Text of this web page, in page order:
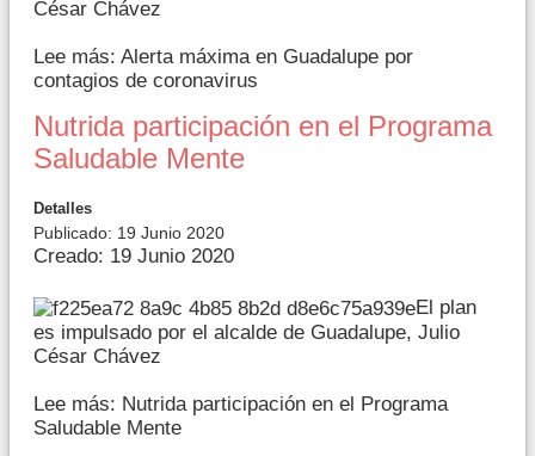
César Chávez
Lee más: Alerta máxima en Guadalupe por
contagios de coronavirus
Nutrida participación en el Programa
Saludable Mente
Detalles
Publicado: 19 Junio 2020
Creado: 19 Junio 2020
El plan
es impulsado por el alcalde de Guadalupe, Julio
César Chávez
Lee más: Nutrida participación en el Programa
Saludable Mente